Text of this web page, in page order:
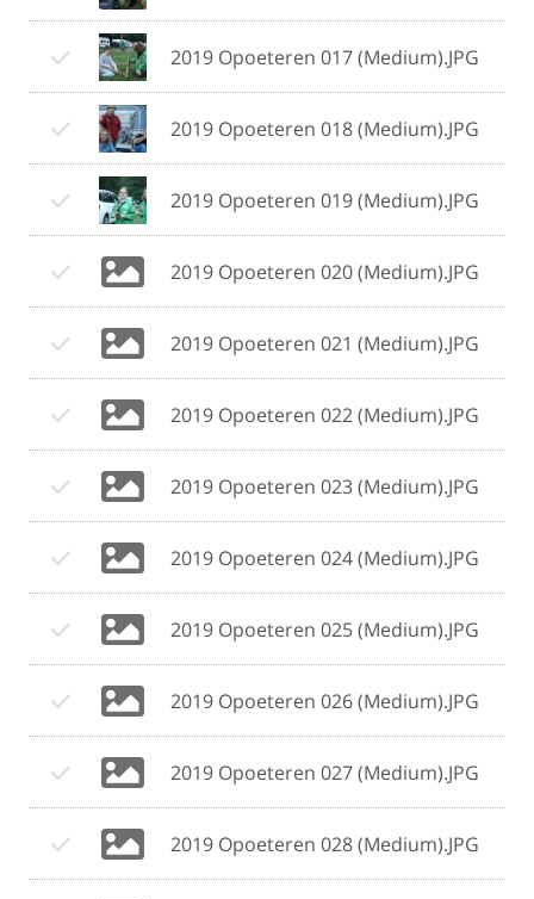
2019 Opoeteren 017 (Medium).JPG
2019 Opoeteren 018 (Medium).JPG
2019 Opoeteren 019 (Medium).JPG
2019 Opoeteren 020 (Medium).JPG
2019 Opoeteren 021 (Medium).JPG
2019 Opoeteren 022 (Medium).JPG
2019 Opoeteren 023 (Medium).JPG
2019 Opoeteren 024 (Medium).JPG
2019 Opoeteren 025 (Medium).JPG
2019 Opoeteren 026 (Medium).JPG
2019 Opoeteren 027 (Medium).JPG
2019 Opoeteren 028 (Medium).JPG